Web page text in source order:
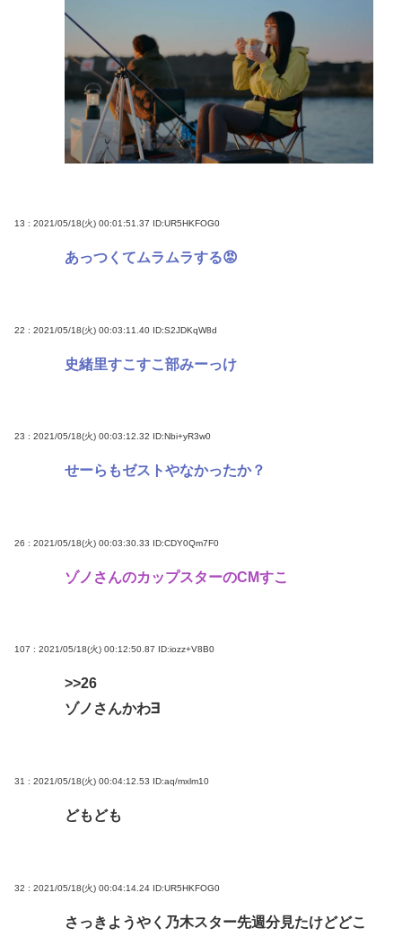
13 : 2021/05/18(火) 00:01:51.37 ID:UR5HKFOG0
あっつくてムラムラする😡
22 : 2021/05/18(火) 00:03:11.40 ID:S2JDKqW8d
史緒里すこすこ部みーっけ
23 : 2021/05/18(火) 00:03:12.32 ID:Nbi+yR3w0
せーらもゼストやなかったか？
26 : 2021/05/18(火) 00:03:30.33 ID:CDY0Qm7F0
ゾノさんのカップスターのCMすこ
107 : 2021/05/18(火) 00:12:50.87 ID:iozz+V8B0
>>26
ゾノさんかわ∃
31 : 2021/05/18(火) 00:04:12.53 ID:aq/mxlm10
どもども
32 : 2021/05/18(火) 00:04:14.24 ID:UR5HKFOG0
さっきようやく乃木スター先週分見たけどどこ